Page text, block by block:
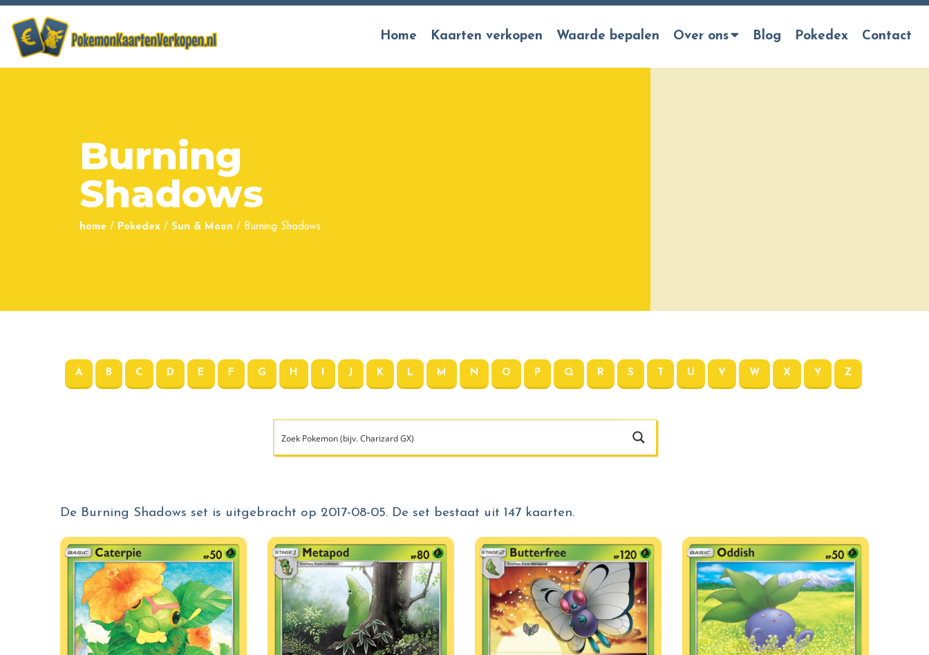
Home Kaarten verkopen Waarde bepalen Over ons Blog Pokedex Contact
Burning
Shadows
home / Pokedex / Sun & Moon / Burning Shadows
A B C D E F G H I J K L M N O P Q R S T U V W X Y Z
De Burning Shadows set is uitgebracht op 2017-08-05. De set bestaat uit 147 kaarten.